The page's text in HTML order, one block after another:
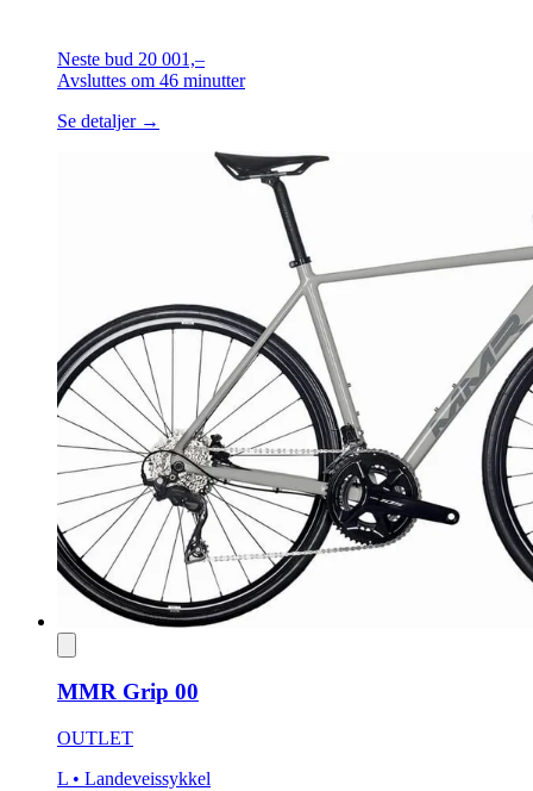
Neste bud 20 001,–
Avsluttes om 46 minutter
Se detaljer →
MMR Grip 00
OUTLET
L • Landeveissykkel